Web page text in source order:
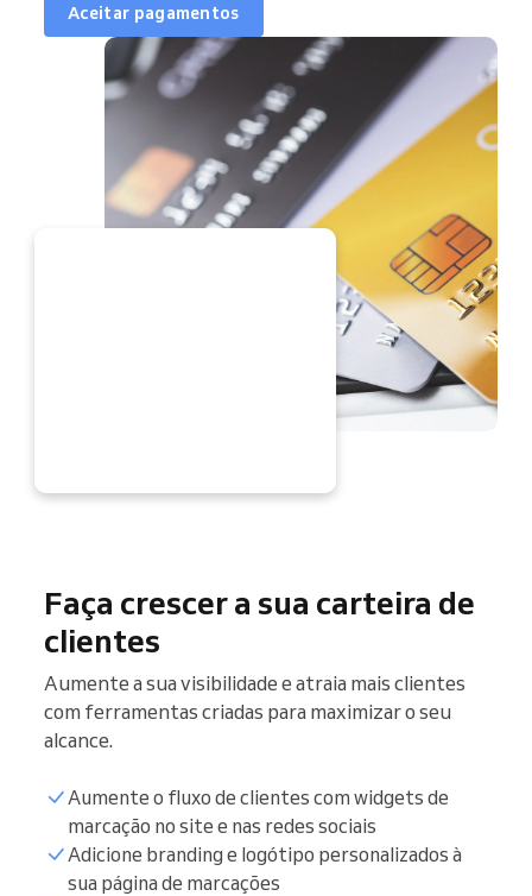
Aceitar pagamentos
Faça crescer a sua carteira de
clientes
Aumente a sua visibilidade e atraia mais clientes
com ferramentas criadas para maximizar o seu
alcance.
Aumente o fluxo de clientes com widgets de
marcação no site e nas redes sociais
Adicione branding e logótipo personalizados à
sua página de marcações